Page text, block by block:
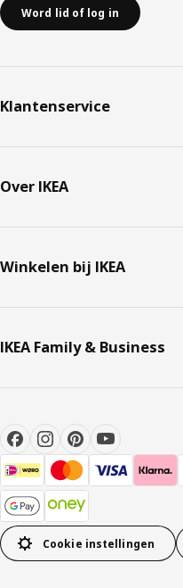
Word lid of log in
Klantenservice
Over IKEA
Winkelen bij IKEA
IKEA Family & Business
Cookie instellingen